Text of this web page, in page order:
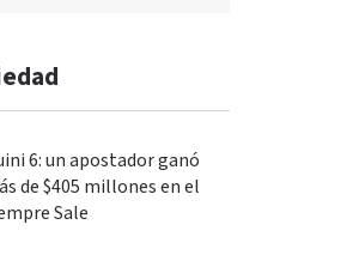
6: un apostador ganó
de $405 millones en el
Sale